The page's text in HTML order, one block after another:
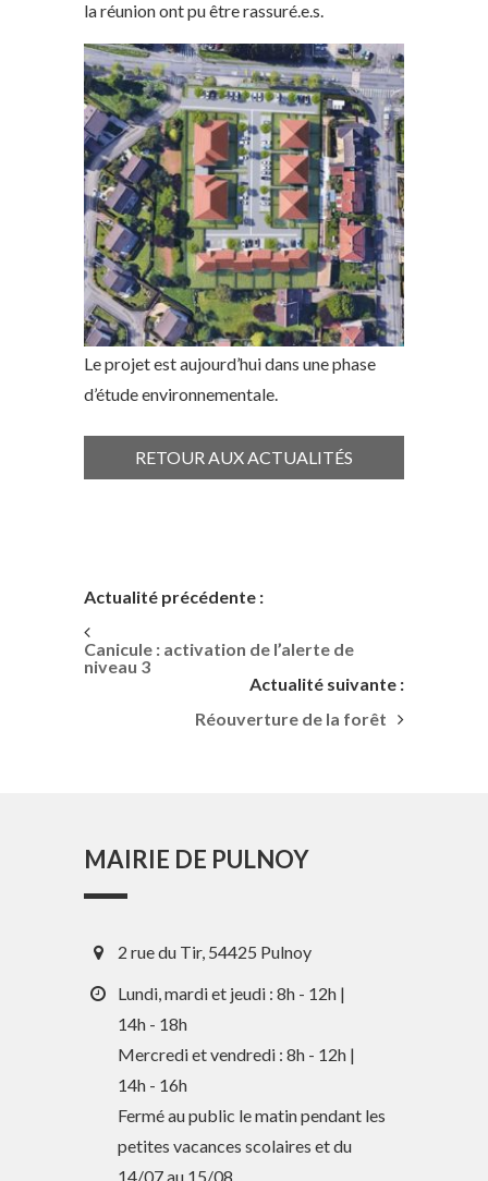
la réunion ont pu être rassuré.e.s.
Le projet est aujourd’hui dans une phase
d’étude environnementale.
RETOUR AUX ACTUALITÉS
Actualité précédente :
Canicule : activation de l’alerte de
niveau 3
Actualité suivante :
Réouverture de la forêt
Guide des activités et services
MAIRIE DE PULNOY
2 rue du Tir, 54425 Pulnoy
Lundi, mardi et jeudi : 8h - 12h |
14h - 18h
Mercredi et vendredi : 8h - 12h |
14h - 16h
Fermé au public le matin pendant les
petites vacances scolaires et du
14/07 au 15/08